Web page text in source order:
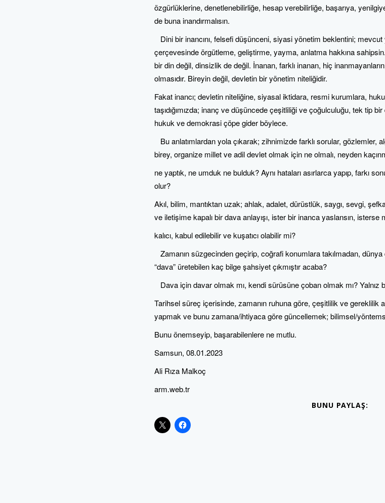
özgürlüklerine, denetlenebilirliğe, hesap verebilirliğe, başarıya,
de buna inandırmalısın.
Dini bir inancını, felsefi düşünceni, siyasi yönetim beklentini;
çerçevesinde örgütleme, geliştirme, yayma, anlatma hakkına
bir din değil, dinsizlik de değil. İnanan, farklı inanan, hiç
olmasıdır. Bireyin değil, devletin bir yönetim niteliğidir.
Fakat inancı; devletin niteliğine, siyasal iktidara, resmi kurumlara,
taşıdığımızda; inanç ve düşüncede çeşitliliği ve çoğulculuğu, tek tip
hukuk ve demokrasi çöpe gider böylece.
Bu anlatımlardan yola çıkarak; zihnimizde farklı sorular, gözlemler,
birey, organize millet ve adil devlet olmak için ne olmalı, neyden
ne yaptık, ne umduk ne bulduk? Aynı hataları asırlarca yapıp, farkı
olur?
Akıl, bilim, mantıktan uzak; ahlak, adalet, dürüstlük, saygı, sevgi,
ve iletişime kapalı bir dava anlayışı, ister bir inanca yaslansın, isterse
kalıcı, kabul edilebilir ve kuşatıcı olabilir mi?
Zamanın süzgecinden geçirip, coğrafi konumlara takılmadan, dünya
“dava” üretebilen kaç bilge şahsiyet çıkmıştır acaba?
Dava için davar olmak mı, kendi sürüsüne çoban olmak mı? Yalnız
Tarihsel süreç içerisinde, zamanın ruhuna göre, çeşitlilik ve gereklilik
yapmak ve bunu zamana/ihtiyaca göre güncellemek; bilimsel/
Bunu önemseyip, başarabilenlere ne mutlu.
Samsun, 08.01.2023
Ali Rıza Malkoç
arm.web.tr
BUNU PAYLAŞ: